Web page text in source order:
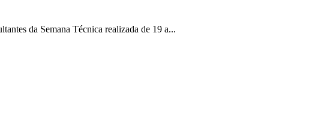
da Semana Técnica realizada de 19 a...